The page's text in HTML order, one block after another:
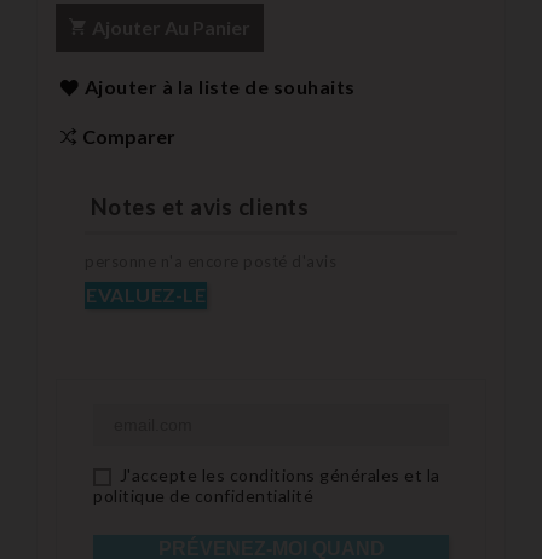
Ajouter à la liste de souhaits
Comparer
Notes et avis clients
EVALUEZ-LE
J'accepte les conditions générales et la
politique de confidentialité